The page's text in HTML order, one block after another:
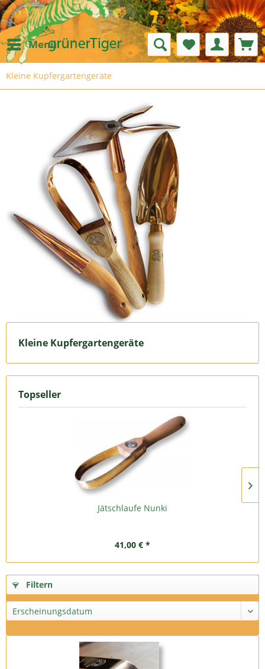
Menü
Kleine Kupfergartengeräte
Kleine Kupfergartengeräte
Topseller
Jätschlaufe Nunki
41,00 € *
Filtern